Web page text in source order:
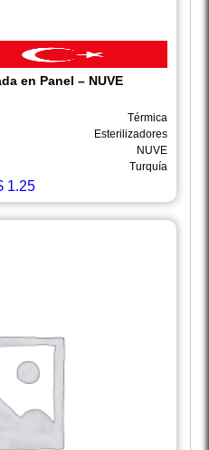
en Panel – NUVE
Térmica
Esterilizadores
NUVE
Turquía
1.25